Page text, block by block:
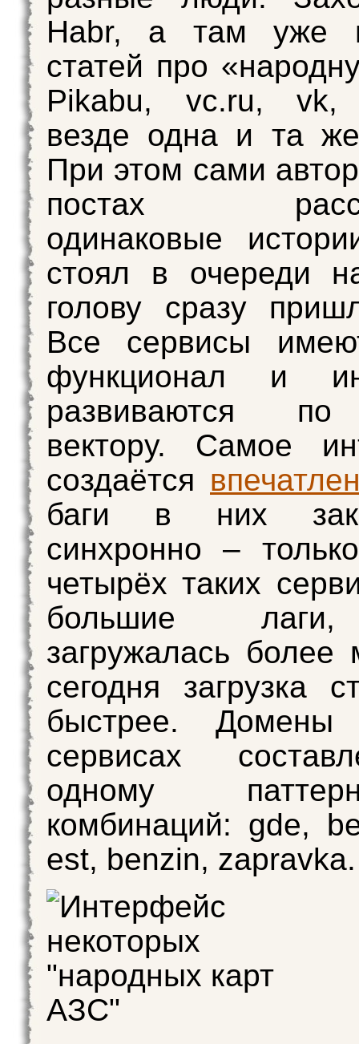
Habr, а там уже
статей про
Pikabu, vc.ru, vk,
везде одна и та
При этом сами
постах
одинаковые
стоял в очереди
голову сразу
Все сервисы
функционал и
развиваются
вектору. Самое
создаётся
баги в них
синхронно –
четырёх таких
большие
загружалась более
сегодня загрузка
быстрее.
сервисах
одному
комбинаций: gde,
est, benzin, zapravka.